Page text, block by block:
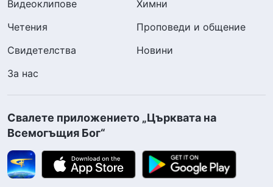
Видеоклипове
Химни
Четения
Проповеди и общение
Свидетелства
Новини
За нас
Свалете приложението „Църквата на
Всемогъщия Бог“